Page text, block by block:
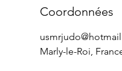
Coordonnées
Marly-le-Roi,